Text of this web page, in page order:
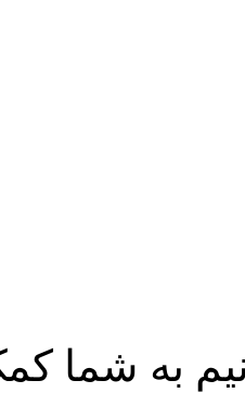
به شما